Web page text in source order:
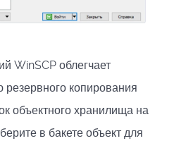
WinSCP облегчает
резервного копирования
объектного хранилища на
в бакете объект для